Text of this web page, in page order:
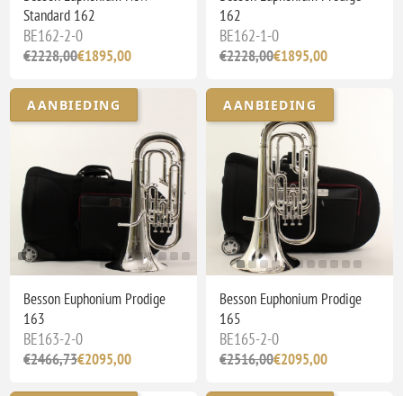
Standard 162
BE162-2-0
€2228,00€1895,00
162
BE162-1-0
€2228,00€1895,00
AANBIEDING
Besson Euphonium Prodige
163
BE163-2-0
€2466,73€2095,00
AANBIEDING
Besson Euphonium Prodige
165
BE165-2-0
€2516,00€2095,00